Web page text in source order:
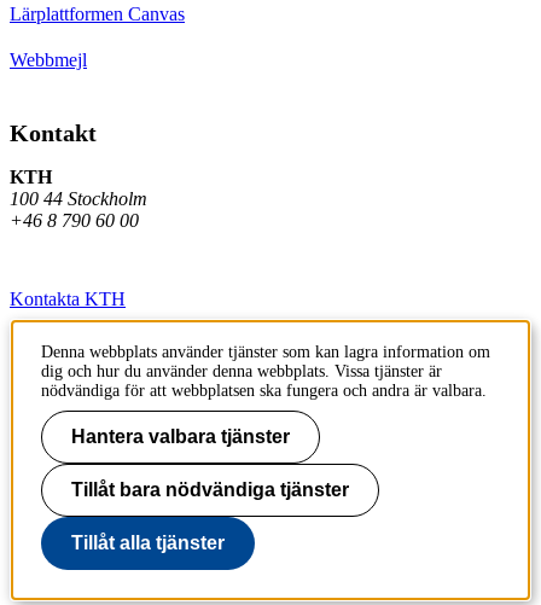
Lärplattformen Canvas
Webbmejl
Kontakt
KTH
100 44 Stockholm
+46 8 790 60 00
Kontakta KTH
Jobba på KTH
Press och media
Faktura och betalning KTH
Om KTH:s webbplatser
Tillgänglighetsredogörelse
Denna webbplats använder tjänster som kan lagra information om
dig och hur du använder denna webbplats. Vissa tjänster är
nödvändiga för att webbplatsen ska fungera och andra är valbara.
Hantera valbara tjänster
Tillåt bara nödvändiga tjänster
Tillåt alla tjänster